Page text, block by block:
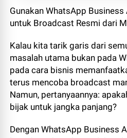
Gunakan WhatsApp
untuk Broadcast Resmi dari
Kalau kita tarik garis dari
masalah utama bukan pada
pada cara bisnis
terus mencoba broadcast
Namun, pertanyaannya:
bijak untuk jangka panjang?
Dengan WhatsApp Business